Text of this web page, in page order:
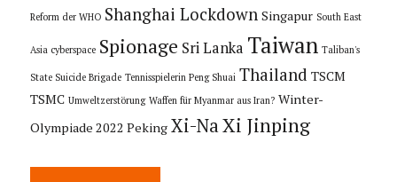
Reform der WHO Shanghai Lockdown Singapur South East
Asia cyberspace Spionage Sri Lanka Taiwan Taliban's
State Suicide Brigade Tennisspielerin Peng Shuai Thailand TSCM
TSMC Umweltzerstörung Waffen für Myanmar aus Iran? Winter-
Olympiade 2022 Peking Xi-NaXi Jinping